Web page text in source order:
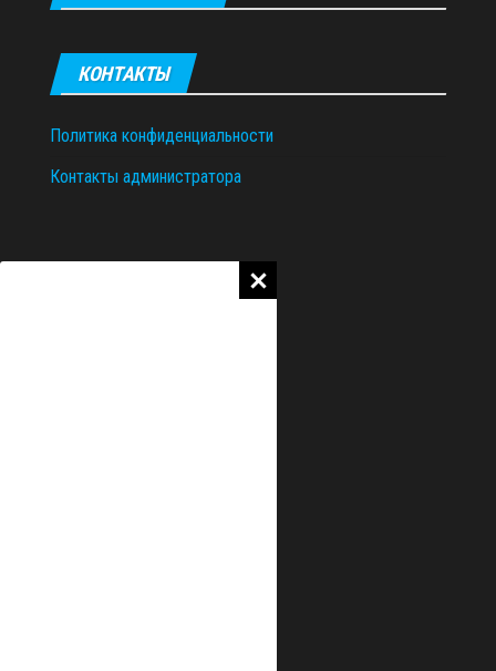
КОНТАКТЫ
Политика конфиденциальности
Контакты администратора